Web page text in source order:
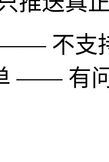
—— 不支
—— 有